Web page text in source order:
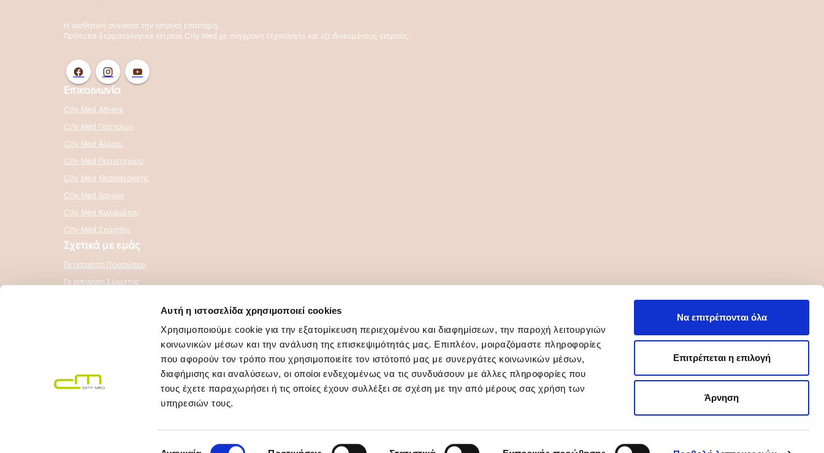
Αυτή η ιστοσελίδα χρησιμοποιεί cookies
Χρησιμοποιούμε cookie για την εξατομίκευση περιεχομένου και διαφημίσεων, την παροχή λειτουργιών
κοινωνικών μέσων και την ανάλυση της επισκεψιμότητάς μας. Επιπλέον, μοιραζόμαστε πληροφορίες
που αφορούν τον τρόπο που χρησιμοποιείτε τον ιστότοπό μας με συνεργάτες κοινωνικών μέσων,
διαφήμισης και αναλύσεων, οι οποίοι ενδεχομένως να τις συνδυάσουν με άλλες πληροφορίες που
τους έχετε παραχωρήσει ή τις οποίες έχουν συλλέξει σε σχέση με την από μέρους σας χρήση των
υπηρεσιών τους.
Να επιτρέπονται όλα
Επιτρέπεται η επιλογή
Άρνηση
Η αισθητική συναντά την ιατρική επιστήμη.
Πρότυπα δερματολογικά ιατρεία City Med με σύγχρονη τεχνολογία και εξειδικευμένους ιατρούς.
Επικοινωνία
City Med Athens
City Med Πατησίων
City Med Αλίμου
City Med Περιστερίου
City Med Θεσσαλονίκης
City Med Χανίων
City Med Καλαμάτας
City Med Σπάρτης
Σχετικά με εμάς
Περιποίηση Προσώπου
Περιποίηση Σώματος
Πολιτική Προστασίας Προσωπικών Δεδομένων